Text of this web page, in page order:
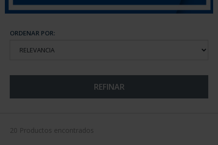
ORDENAR POR:
REFINAR
20 Productos encontrados